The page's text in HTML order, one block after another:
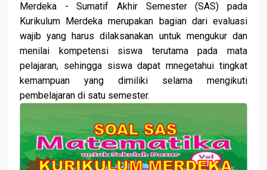
Merdeka - Sumatif Akhir Semester (SAS) pada
Kurikulum Merdeka merupakan bagian dari evaluasi
wajib yang harus dilaksanakan untuk mengukur dan
menilai kompetensi siswa terutama pada mata
pelajaran, sehingga siswa dapat mnegetahui tingkat
kemampuan yang dimiliki selama mengikuti
pembelajaran di satu semester.